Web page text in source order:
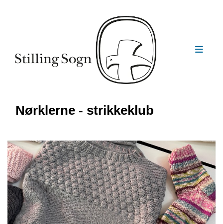
Nørklerne - strikkeklub